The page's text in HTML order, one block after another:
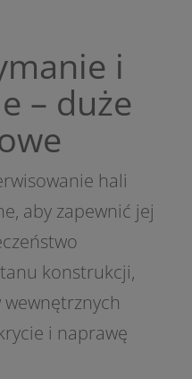
i
– duże
hali
aby zapewnić jej
konstrukcji,
i naprawę